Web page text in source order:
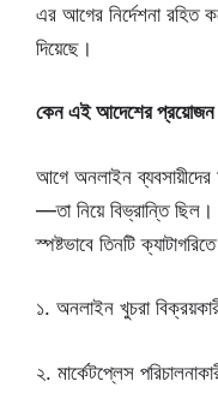
এর আগের নির্দেশনা রহিত
দিয়েছে।
কেন এই আদেশের
আগে অনলাইন ব্যবসায়ীদের
—তা নিয়ে বিভ্রান্তি
স্পষ্টভাবে তিনটি
১. অনলাইন খুচরা
২. মার্কেটপ্লেস